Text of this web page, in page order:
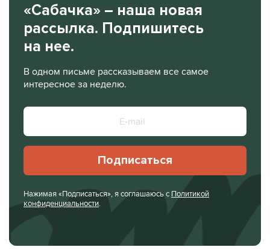
«Сабачка» – наша новая
рассылка. Подпишитесь
на нее.
В одном письме рассказываем все самое
интересное за неделю.
Подписаться
Нажимая «Подписаться», я соглашаюсь с Политикой
конфиденциальности.